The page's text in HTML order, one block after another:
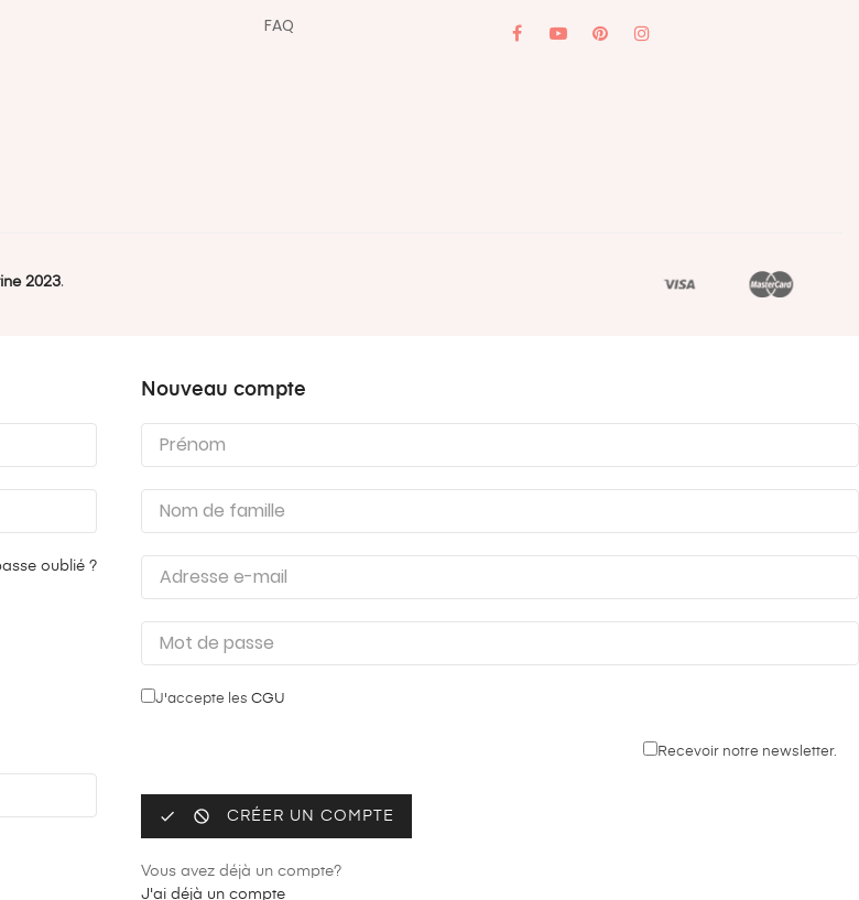
FAQ
YouTubePinterest
2023.
oublié ?
Nouveau compte
J'accepte les CGU
Recevoir notre newsletter.
  CRÉER UN COMPTE
Vous avez déjà un compte?
J'ai déjà un compte